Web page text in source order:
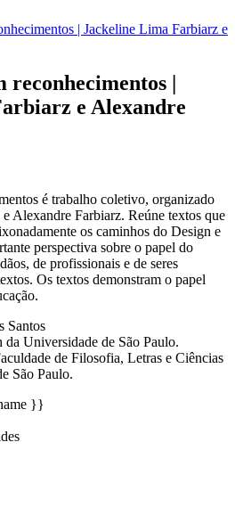
| Jackeline Lima Farbiarz e
reconhecimentos |
e Alexandre
é trabalho coletivo, organizado
Alexandre Farbiarz. Reúne textos que
os caminhos do Design e
perspectiva sobre o papel do
de profissionais e de seres
Os textos demonstram o papel
Santos
Universidade de São Paulo.
de Filosofia, Letras e Ciências
São Paulo.
}}